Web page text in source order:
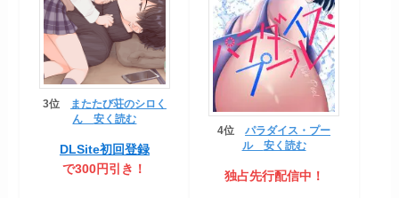
3位
またたび荘のシロく
ん安く読む
DLSite初回登録
で300円引き！
4位パラダイス・プー
ル 安く読む
独占先行配信中！